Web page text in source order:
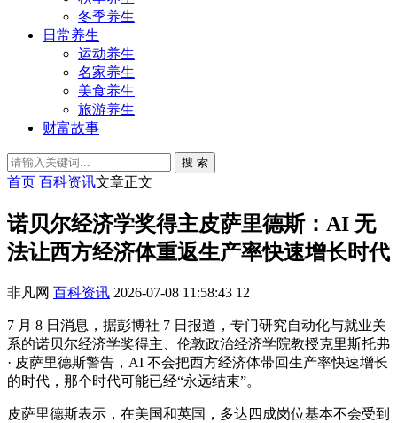
冬季养生
日常养生
运动养生
名家养生
美食养生
旅游养生
财富故事
搜 索
首页 百科资讯文章正文
诺贝尔经济学奖得主皮萨里德斯：AI 无
法让西方经济体重返生产率快速增长时代
非凡网 百科资讯 2026-07-08 11:58:43 12
7 月 8 日消息，据彭博社 7 日报道，专门研究自动化与就业关
系的诺贝尔经济学奖得主、伦敦政治经济学院教授克里斯托弗
· 皮萨里德斯警告，AI 不会把西方经济体带回生产率快速增长
的时代，那个时代可能已经“永远结束”。
皮萨里德斯表示，在美国和英国，多达四成岗位基本不会受到